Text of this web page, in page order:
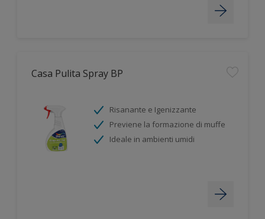
Casa Pulita Spray BP
Risanante e Igenizzante
Previene la formazione di muffe
Ideale in ambienti umidi